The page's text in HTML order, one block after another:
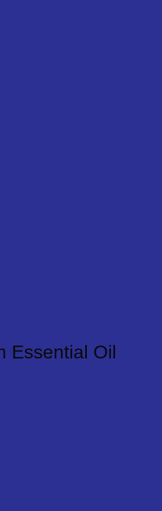
Essential Oil